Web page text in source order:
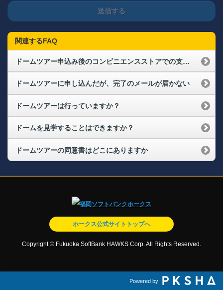
送信する
関連するFAQ
ドームツアー申込み後のコンビニエンスストアでの支払い方法について知りたい
ドームツアーに申し込んだが、完了のメールが届かない
ドームツアーは行っていますか？
ドームを見学することはできますか？
ドームツアーの同意書はどこにありますか
ホークス公式サイトトップへ
Copyright © Fukuoka SoftBank HAWKS Corp. All Rights Reserved.
Powered by